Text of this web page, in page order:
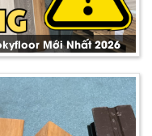
Mới Nhất 2026